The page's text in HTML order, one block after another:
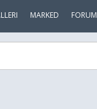
MARKED FORUM